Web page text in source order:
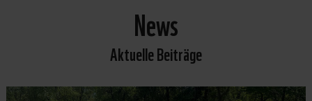
News
Aktuelle Beiträge